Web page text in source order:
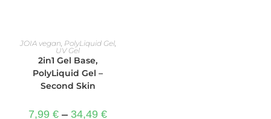
AUSFÜHRUNG WÄHLEN
JOIA vegan PolyLiquid Gel,
UV Gel
2in1 Gel Base,
PolyLiquid Gel –
Second Skin
7,99 € – 34,49 €